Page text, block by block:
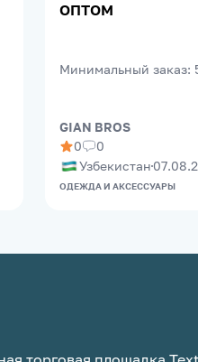
ОПТОМ
Минимальный заказ:
GIAN BROS
0
0
Узбекистан
ОДЕЖДА И АКСЕССУАРЫ